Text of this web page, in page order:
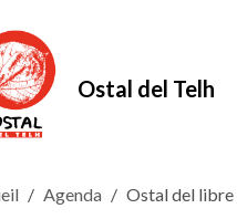
Ostal del Telh
Agenda Ostal del